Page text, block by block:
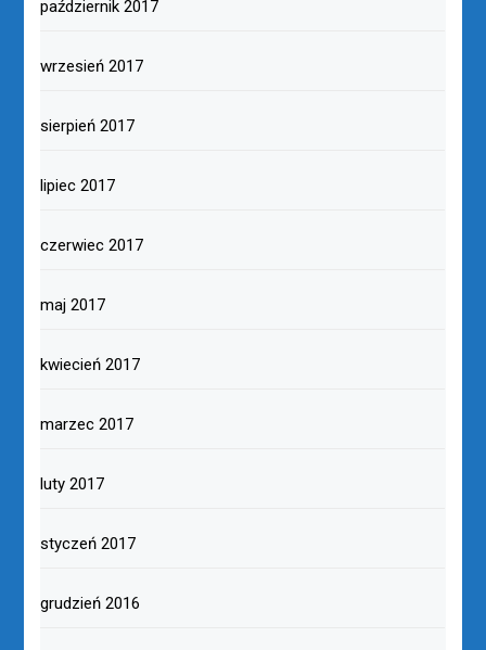
październik 2017
wrzesień 2017
sierpień 2017
lipiec 2017
czerwiec 2017
maj 2017
kwiecień 2017
marzec 2017
luty 2017
styczeń 2017
grudzień 2016